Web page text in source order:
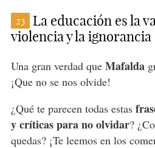
23
La educación es la
violencia y la ignorancia
Una gran verdad que Mafalda
¡Que no se nos olvide!
¿Qué te parecen todas estas
y críticas para no olvidar?
quedas? ¡Te leemos en los